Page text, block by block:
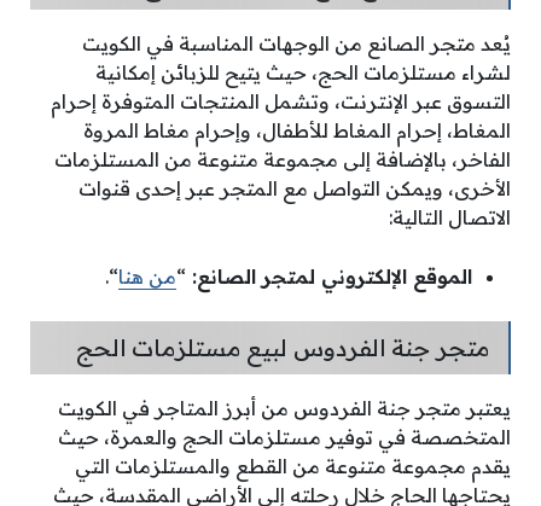
يُعد متجر الصانع من الوجهات المناسبة في الكويت
لشراء مستلزمات الحج، حيث يتيح للزبائن إمكانية
التسوق عبر الإنترنت، وتشمل المنتجات المتوفرة إحرام
المغاط، إحرام المغاط للأطفال، وإحرام مغاط المروة
الفاخر، بالإضافة إلى مجموعة متنوعة من المستلزمات
الأخرى، ويمكن التواصل مع المتجر عبر إحدى قنوات
الاتصال التالية:
الموقع الإلكتروني لمتجر الصانع: “من هنا“.
متجر جنة الفردوس لبيع مستلزمات الحج
يعتبر متجر جنة الفردوس من أبرز المتاجر في الكويت
المتخصصة في توفير مستلزمات الحج والعمرة، حيث
يقدم مجموعة متنوعة من القطع والمستلزمات التي
يحتاجها الحاج خلال رحلته إلى الأراضي المقدسة، حيث